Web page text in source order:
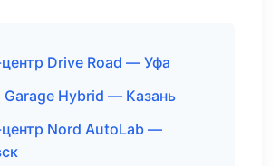
Drive Road — Уфа
Garage Hybrid — Казань
Nord AutoLab —